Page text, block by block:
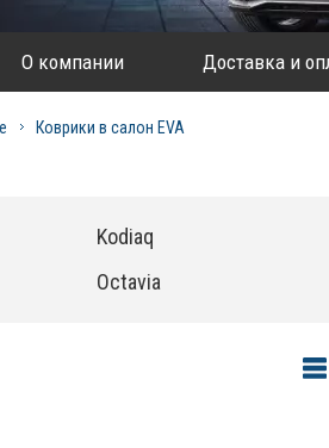
О компании Доставка и
Коврики в салон EVA
Kodiaq
Octavia